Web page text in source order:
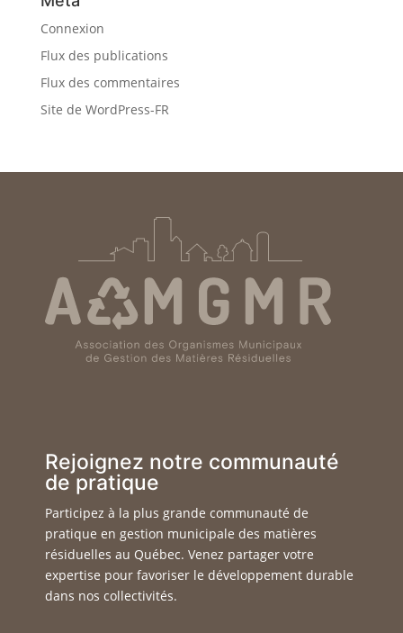
Connexion
Flux des publications
Flux des commentaires
Site de WordPress-FR
Rejoignez notre communauté
de pratique
Participez à la plus grande communauté de
pratique en gestion municipale des matières
résiduelles au Québec. Venez partager votre
expertise pour favoriser le développement durable
dans nos collectivités.